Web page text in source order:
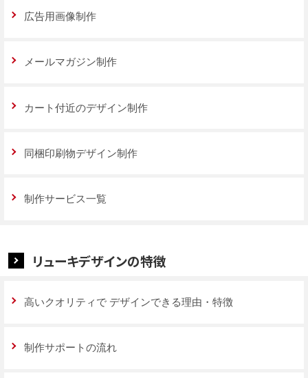
広告用画像制作
メールマガジン制作
カート付近のデザイン制作
同梱印刷物デザイン制作
制作サービス一覧
リューキデザインの特徴
高いクオリティで デザインできる理由・特徴
制作サポートの流れ